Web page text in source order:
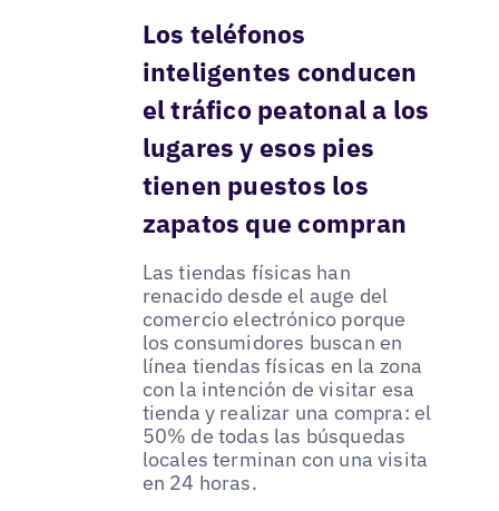
Los teléfonos
inteligentes conducen
el tráfico peatonal a los
lugares y esos pies
tienen puestos los
zapatos que compran
Las tiendas físicas han
renacido desde el auge del
comercio electrónico porque
los consumidores buscan en
línea tiendas físicas en la zona
con la intención de visitar esa
tienda y realizar una compra: el
50% de todas las búsquedas
locales terminan con una visita
en 24 horas.